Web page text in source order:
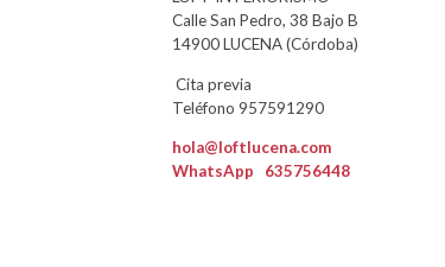
Calle San Pedro, 38 Bajo B
14900 LUCENA (Córdoba)
Cita previa
Teléfono 957591290
hola@loftlucena.com
WhatsApp 635756448